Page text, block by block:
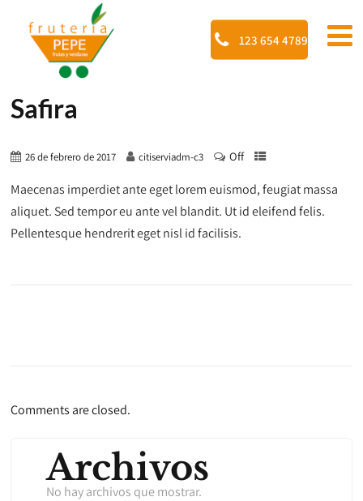
123 654 4789
Safira
26 de febrero de 2017 citiserviadm-c3 Off
Maecenas imperdiet ante eget lorem euismod, feugiat massa
aliquet. Sed tempor eu ante vel blandit. Ut id eleifend felis.
Pellentesque hendrerit eget nisl id facilisis.
Comments are closed.
Archivos
No hay archivos que mostrar.